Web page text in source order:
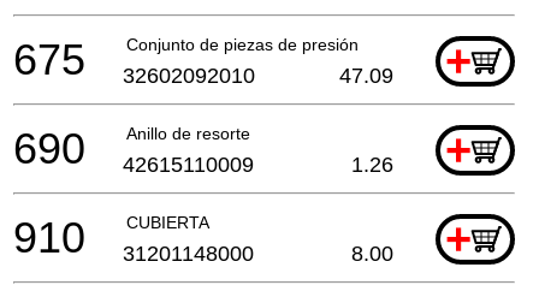
Conjunto de piezas de presión +
675 32602092010 47.09
Anillo de resorte +
690 42615110009 1.26
CUBIERTA +
910 31201148000 8.00